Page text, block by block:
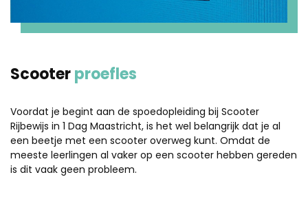
Scooterproefles
Voordat je begint aan de spoedopleiding bij Scooter
Rijbewijs in 1 Dag Maastricht, is het wel belangrijk dat je al
een beetje met een scooter overweg kunt. Omdat de
meeste leerlingen al vaker op een scooter hebben gereden
is dit vaak geen probleem.